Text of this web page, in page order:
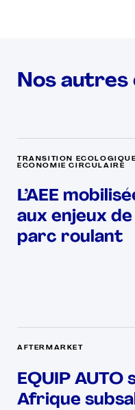
Nos autres
TRANSITION
ECONOMIE CIRCULAIRE
L’AEE
aux enjeux
parc roulant
AFTERMARKET
EQUIP AUTO
Afrique